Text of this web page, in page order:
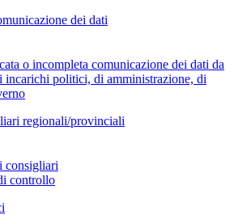
dei dati
o incompleta comunicazione dei dati da
incarichi politici, di amministrazione, di
regionali/provinciali
consigliari
controllo